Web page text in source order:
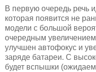
В первую очередь речь
которая появится не
модели с большой
очередным
улучшен автофокус и
заряде батареи. С
будет вспышки